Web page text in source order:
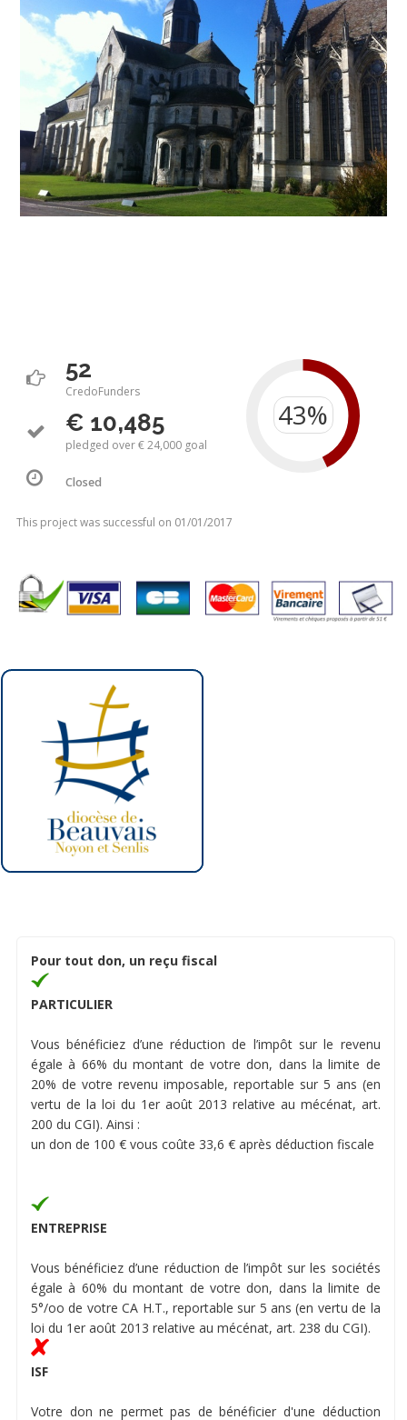
52
CredoFunders
€ 10,485
pledged over € 24,000 goal
Closed
This project was successful on 01/01/2017
Pour tout don, un reçu fiscal
PARTICULIER
Vous bénéficiez d’une réduction de l’impôt sur le revenu
égale à 66% du montant de votre don, dans la limite de
20% de votre revenu imposable, reportable sur 5 ans (en
vertu de la loi du 1er août 2013 relative au mécénat, art.
200 du CGI). Ainsi :
un don de 100 € vous coûte 33,6 € après déduction fiscale
ENTREPRISE
Vous bénéficiez d’une réduction de l’impôt sur les sociétés
égale à 60% du montant de votre don, dans la limite de
5°/oo de votre CA H.T., reportable sur 5 ans (en vertu de la
loi du 1er août 2013 relative au mécénat, art. 238 du CGI).
ISF
Votre don ne permet pas de bénéficier d'une déduction